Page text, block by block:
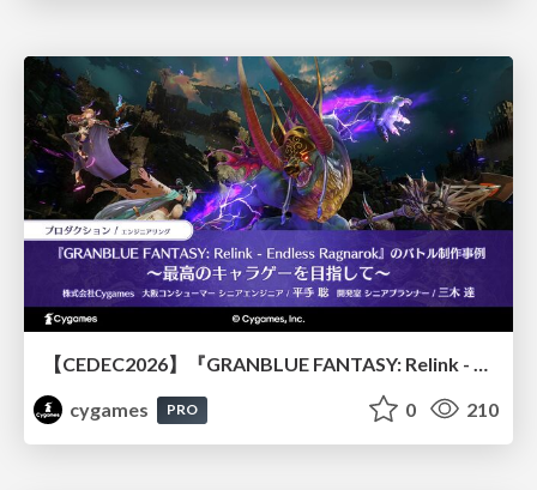
cygames
PRO 0 210